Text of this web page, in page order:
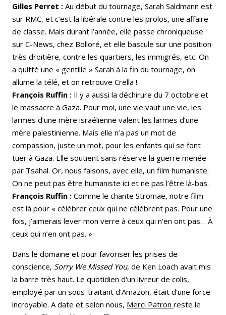
Gilles Perret : Au début du tournage, Sarah Saldmann est
sur RMC, et c’est la libérale contre les prolos, une affaire
de classe. Mais durant l’année, elle passe chroniqueuse
sur C-News, chez Bolloré, et elle bascule sur une position
très droitière, contre les quartiers, les immigrés, etc. On
a quitté une « gentille » Sarah à la fin du tournage, on
allume la télé, et on retrouve Crella !
François Ruffin : Il y a aussi la déchirure du 7 octobre et
le massacre à Gaza. Pour moi, une vie vaut une vie, les
larmes d’une mère israélienne valent les larmes d’une
mère palestinienne. Mais elle n’a pas un mot de
compassion, juste un mot, pour les enfants qui se font
tuer à Gaza. Elle soutient sans réserve la guerre menée
par Tsahal. Or, nous faisons, avec elle, un film humaniste.
On ne peut pas être humaniste ici et ne pas l’être là-bas.
François Ruffin : Comme le chante Stromae, notre film
est là pour « célébrer ceux qui ne célèbrent pas. Pour une
fois, j’aimerais lever mon verre à ceux qui n’en ont pas… À
ceux qui n’en ont pas. »
Dans le domaine et pour favoriser les prises de
conscience, Sorry We Missed You, de Ken Loach avait mis
la barre très haut. Le quotidien d'un livreur de colis,
employé par un sous-traitant d'Amazon, était d'une force
incroyable. A date et selon nous, Merci Patron reste le